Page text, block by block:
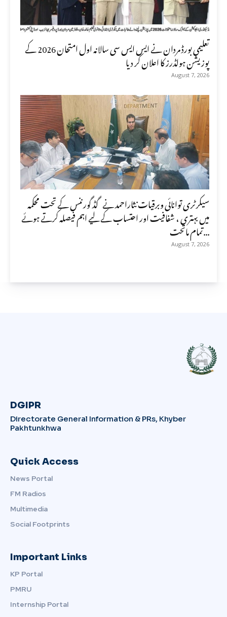
تعلیمی بورڈ مردان نے ایس ایس سی سالانہ اول امتحان 2026 کے
پوزیشن ہولڈرز کا اعلان کر دیا
August 7, 2026
سیکرٹری توانائی وبرقیات نثاراحمد نے گڈ گورننس کے تحت محکمہ
میں بہتری ، شفافیت اور احتساب کے لیے اہم فیصلہ کرتے ہوئے
تمام ماتحت...
August 7, 2026
DGIPR
Directorate General Information & PRs, Khyber
Pakhtunkhwa
Quick Access
News Portal
FM Radios
Multimedia
Social Footprints
Important Links
KP Portal
PMRU
Internship Portal